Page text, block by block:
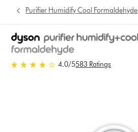
Purifier Humidify Cool Formaldehyde
4.0 stelle su 5 da 583 Ratings
4.0/5583 Ratings